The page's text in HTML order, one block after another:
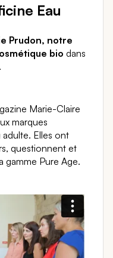
Eau
Prudon, notre
bio dans
Marie-Claire
marques
adulte. Elles ont
questionnent et
gamme Pure Age.